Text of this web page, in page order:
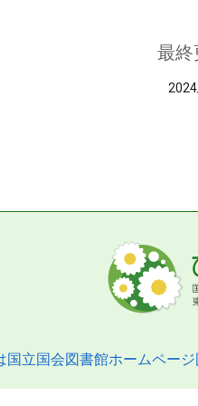
最終
国立国会図書館ホームページ